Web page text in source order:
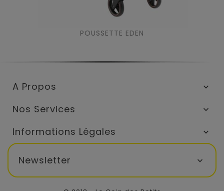
POUSSETTE EDEN
A Propos 
Nos Services 
Informations Légales 
Newsletter 